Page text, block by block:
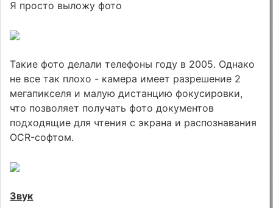
Я просто выложу фото
Такие фото делали телефоны году в 2005. Однако
не все так плохо - камера имеет разрешение 2
мегапикселя и малую дистанцию фокусировки,
что позволяет получать фото документов
подходящие для чтения с экрана и распознавания
OCR-софтом.
Звук